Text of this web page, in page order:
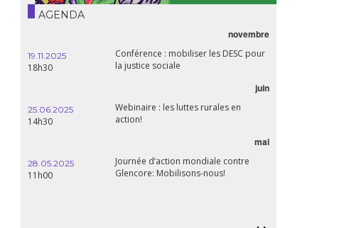
AGENDA
novembre
19.11.2025
18h30
Conférence : mobiliser les DESC pour
la justice sociale
juin
25.06.2025
14h30
Webinaire : les luttes rurales en
action!
mai
28.05.2025
11h00
Journée d’action mondiale contre
Glencore: Mobilisons-nous!